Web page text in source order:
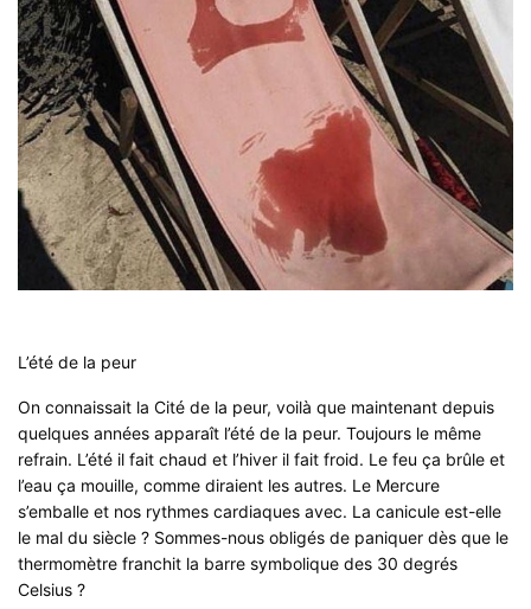
L’été de la peur
On connaissait la Cité de la peur, voilà que maintenant depuis
quelques années apparaît l’été de la peur. Toujours le même
refrain. L’été il fait chaud et l’hiver il fait froid. Le feu ça brûle et
l’eau ça mouille, comme diraient les autres. Le Mercure
s’emballe et nos rythmes cardiaques avec. La canicule est-elle
le mal du siècle ? Sommes-nous obligés de paniquer dès que le
thermomètre franchit la barre symbolique des 30 degrés
Celsius ?